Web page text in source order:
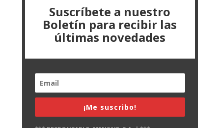
Suscríbete a nuestro
Boletín para recibir las
últimas novedades
¡Me suscribo!